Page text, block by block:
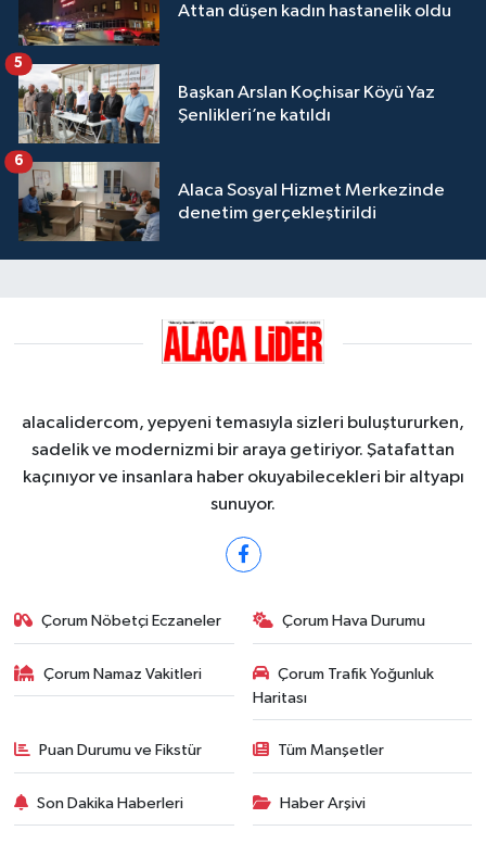
Attan düşen kadın hastanelik oldu
Başkan Arslan Koçhisar Köyü Yaz
Şenlikleri’ne katıldı
5
Alaca Sosyal Hizmet Merkezinde
denetim gerçekleştirildi
6
alacalidercom, yepyeni temasıyla sizleri buluştururken,
sadelik ve modernizmi bir araya getiriyor. Şatafattan
kaçınıyor ve insanlara haber okuyabilecekleri bir altyapı
sunuyor.
Çorum Nöbetçi Eczaneler Çorum Hava Durumu
Çorum Namaz Vakitleri
Çorum Trafik Yoğunluk
Haritası
Puan Durumu ve Fikstür Tüm Manşetler
Son Dakika Haberleri Haber Arşivi